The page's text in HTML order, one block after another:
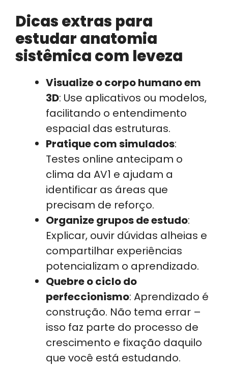
Dicas extras para
estudar anatomia
sistêmica com leveza
Visualize o corpo humano em
3D: Use aplicativos ou modelos,
facilitando o entendimento
espacial das estruturas.
Pratique com simulados:
Testes online antecipam o
clima da AV1 e ajudam a
identificar as áreas que
precisam de reforço.
Organize grupos de estudo:
Explicar, ouvir dúvidas alheias e
compartilhar experiências
potencializam o aprendizado.
Quebre o ciclo do
perfeccionismo: Aprendizado é
construção. Não tema errar –
isso faz parte do processo de
crescimento e fixação daquilo
que você está estudando.